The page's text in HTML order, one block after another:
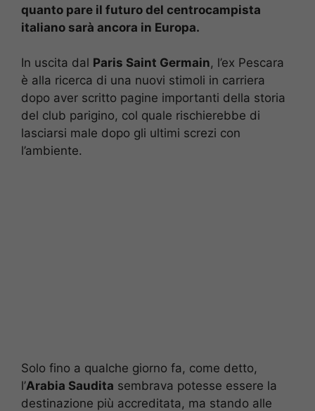
quanto pare il futuro del centrocampista
italiano sarà ancora in Europa.
In uscita dal Paris Saint Germain, l’ex Pescara
è alla ricerca di una nuovi stimoli in carriera
dopo aver scritto pagine importanti della storia
del club parigino, col quale rischierebbe di
lasciarsi male dopo gli ultimi screzi con
l’ambiente.
Solo fino a qualche giorno fa, come detto,
l’Arabia Saudita sembrava potesse essere la
destinazione più accreditata, ma stando alle